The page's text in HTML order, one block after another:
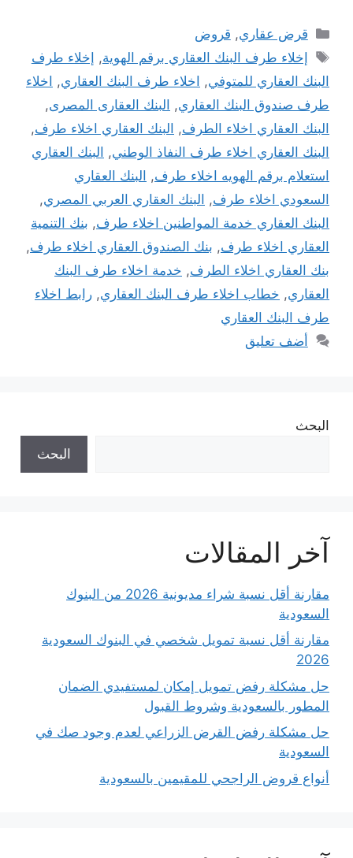
التصنيفات
قرض عقاري, قروض
الوسوم
إخلاء طرف البنك العقاري برقم الهوية, إخلاء طرف
البنك العقاري للمتوفي, اخلاء طرف البنك العقاري, اخلاء
طرف صندوق البنك العقاري, البنك العقارى المصرى,
البنك العقاري اخلاء الطرف, البنك العقاري اخلاء طرف,
البنك العقاري اخلاء طرف النفاذ الوطني, البنك العقاري
استعلام برقم الهويه اخلاء طرف, البنك العقاري
السعودي اخلاء طرف, البنك العقاري العربي المصري,
البنك العقاري خدمة المواطنين اخلاء طرف, بنك التنمية
العقاري اخلاء طرف, بنك الصندوق العقاري اخلاء طرف,
بنك العقاري اخلاء الطرف, خدمة اخلاء طرف البنك
العقاري, خطاب اخلاء طرف البنك العقاري, رابط اخلاء
طرف البنك العقاري
أضف تعليق
البحث
البحث
آخر المقالات
مقارنة أقل نسبة شراء مديونية 2026 من البنوك
السعودية
مقارنة أقل نسبة تمويل شخصي في البنوك السعودية
2026
حل مشكلة رفض تمويل إمكان لمستفيدي الضمان
المطور بالسعودية وشروط القبول
حل مشكلة رفض القرض الزراعي لعدم وجود صك في
السعودية
أنواع قروض الراجحي للمقيمين بالسعودية